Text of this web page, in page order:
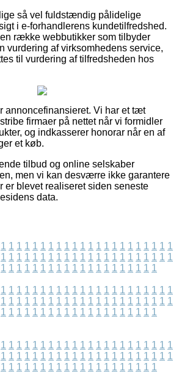
så vel fuldstændig pålidelige
i e-forhandlerens kundetilfredshed.
række webbutikker som tilbyder
vurdering af virksomhedens service,
til vurdering af tilfredsheden hos
annoncefinansieret. Vi har et tæt
firmaer på nettet når vi formidler
og indkasserer honorar når en af
et køb.
tilbud og online selskaber
men vi kan desværre ikke garantere
er blevet realiseret siden seneste
data.
1 1 1 1 1 1 1 1 1 1 1 1 1 1 1 1 1 1 1 1 1 1
1 1 1 1 1 1 1 1 1 1 1 1 1 1 1 1 1 1 1 1 1 1
1 1 1 1 1 1 1 1 1 1 1 1 1 1 1 1 1 1 1 1
1 1 1 1 1 1 1 1 1 1 1 1 1 1 1 1 1 1 1 1 1 1
1 1 1 1 1 1 1 1 1 1 1 1 1 1 1 1 1 1 1 1 1 1
1 1 1 1 1 1 1 1 1 1 1 1 1 1 1 1 1 1 1 1
1 1 1 1 1 1 1 1 1 1 1 1 1 1 1 1 1 1 1 1 1 1
1 1 1 1 1 1 1 1 1 1 1 1 1 1 1 1 1 1 1 1 1 1
1 1 1 1 1 1 1 1 1 1 1 1 1 1 1 1 1 1 1 1